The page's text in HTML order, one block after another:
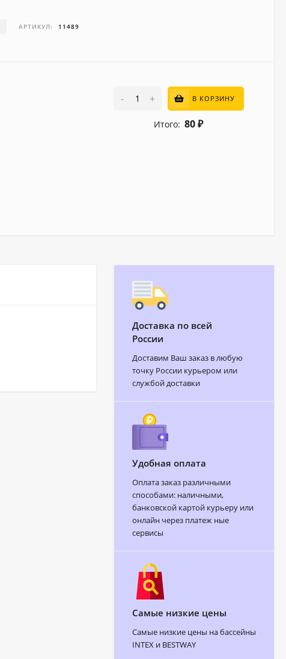
АРТИКУЛ: 11489
- + В КОРЗИНУ
Итого: 80₽
Доставка по всей
России
Доставим Ваш заказ в любую
точку России курьером или
службой доставки
Удобная оплата
Оплата заказ различными
способами: наличными,
банковской картой курьеру или
онлайн через платеж ные
сервисы
Самые низкие цены
Самые низкие цены на бассейны
INTEX и BESTWAY